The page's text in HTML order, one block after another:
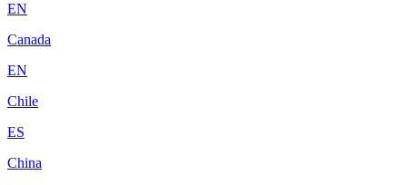
EN
Canada
EN
Chile
ES
China